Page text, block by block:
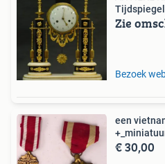
Tijdspiegel
Zie
Bezoek
een
€ 30,00